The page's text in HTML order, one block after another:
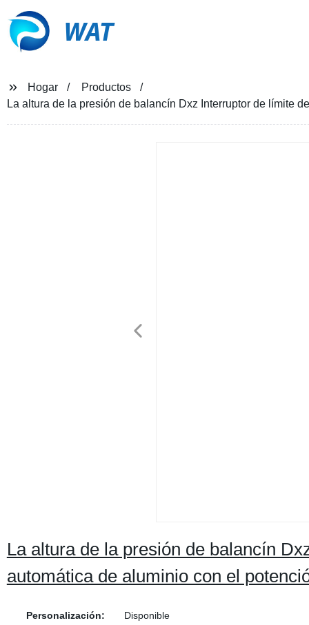
WAT
Hogar
Productos
La altura de la presión de balancín Dxz Interruptor de límite
La altura de la presión de balancín
automática de aluminio con el
Personalización:
Disponible